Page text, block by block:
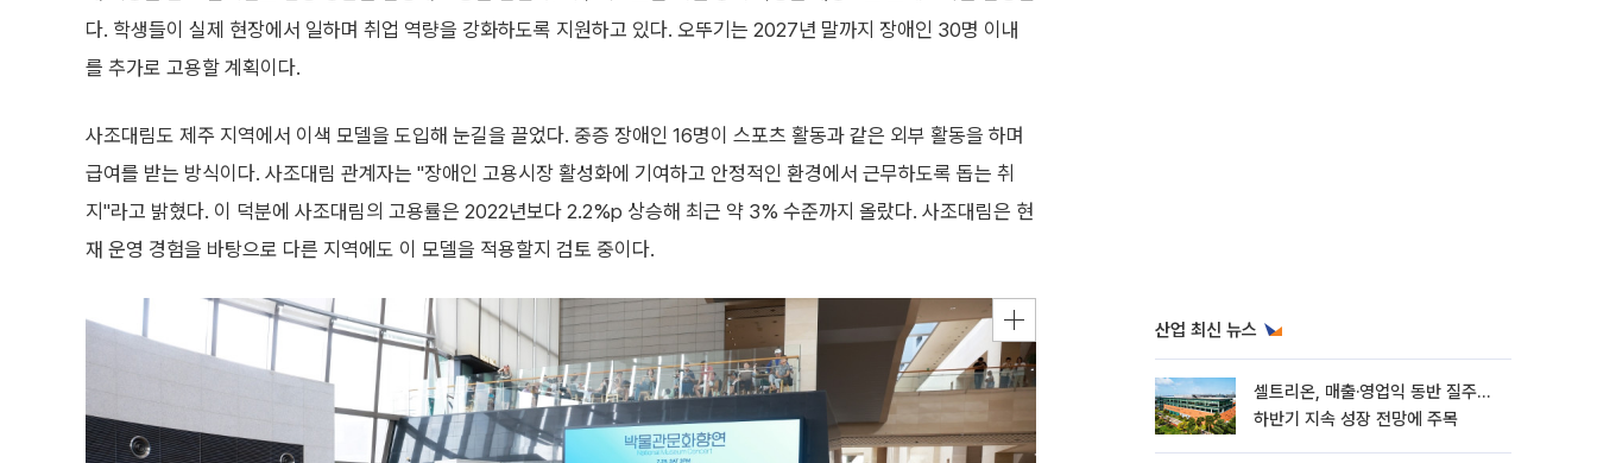
다. 학생들이 실제 현장에서 일하며 취업 역량을 강화하도록 지원하고 있다. 오뚜기는 2027년 말까지 장애인 30명 이내
를 추가로 고용할 계획이다.
사조대림도 제주 지역에서 이색 모델을 도입해 눈길을 끌었다. 중증 장애인 16명이 스포츠 활동과 같은 외부 활동을 하며
급여를 받는 방식이다. 사조대림 관계자는 "장애인 고용시장 활성화에 기여하고 안정적인 환경에서 근무하도록 돕는 취
지"라고 밝혔다. 이 덕분에 사조대림의 고용률은 2022년보다 2.2%p 상승해 최근 약 3% 수준까지 올랐다. 사조대림은 현
재 운영 경험을 바탕으로 다른 지역에도 이 모델을 적용할지 검토 중이다.
산업 최신 뉴스
셀트리온, 매출·영업익 동반 질주…
하반기 지속 성장 전망에 주목